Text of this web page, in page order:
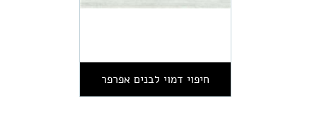
חיפוי דמוי לבנים אפרפר